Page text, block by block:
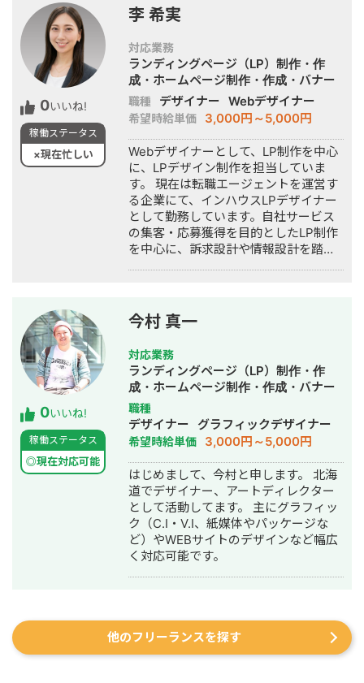
請け負い可能 ・ウェブ解析士やブラン
ドマネージャー2級の資格保有 ・専門
学校での講師経験あり ⭐︎こんな方にお
すすめです
・WebやLPを作りたいが、何から始め
ればいいか分からない事業主様 ・LP/
サイト改善のクリエイティブ面の依頼
したいマーケ会社様 ・デザインだけで
なく、企画や導線も含めて相談したい
企業様 ⭐︎ ご相談・お問い合わせについ
て
現在、Webサイト・LP制作を中心に、
集客や導線設計など課題解決に向けた
ご支援を行っています。 制作だけで終
わらせず、目的達成のために何が必要
走支援まで柔軟に対応可能です。 ぜひ
一度お問い合わせください！ 【経歴】
1982年4月生まれ、大阪府門真市出
身。 大学卒業後、不動産系の広告代理
店でDTPデザイナーとしての経験。 そ
の後25歳でWeb未経験からWEBデザイ
ナーに。独学でホームページ制作を学
ぶ。 2015年1月フリーランスのWebデ
ザイナーとして活動を開始。 2025年9
月に法人化。 活動／業務内容： 現在
は、他のコーダーさんやデザイナーさ
んにもご協力をいただき自身は、 ディ
レクター兼デザイナーとして活動をし
ています。 また、2020年からは専門学
校での講師業をスタート。 現在は
WordPress等のCMS構築やSTUDIOを
使ったサイト制作、 LPO施策等、幅広
0いいね!
稼働ステータス
×現在忙しい
李 希実
対応業務
ランディングページ（LP）制作・作
成・ホームページ制作・作成・バナー
制作・デザイン
職種 デザイナー Webデザイナー
希望時給単価 3,000円～5,000円
Webデザイナーとして、LP制作を中心
に、LPデザイン制作を担当していま
す。 現在は転職エージェントを運営す
る企業にて、インハウスLPデザイナー
として勤務しています。自社サービス
の集客・応募獲得を目的としたLP制作
を中心に、訴求設計や情報設計を踏ま
トに応じたデザイン設計を得意として
います。 見た目の美しさだけでなく、
事業成果につながるWeb制作を大切に
し、クライアントの課題解決に貢献で
きるサイト制作を心掛けています。
0いいね!
稼働ステータス
◎現在対応可能
今村 真一
対応業務
ランディングページ（LP）制作・作
成・ホームページ制作・作成・バナー
制作・デザイン・ロゴデザイン・作
成・イラスト制作
職種
デザイナー グラフィックデザイナー
希望時給単価 3,000円～5,000円
はじめまして、今村と申します。 北海
道でデザイナー、アートディレクター
として活動してます。 主にグラフィッ
ク（C.I・V.I、紙媒体やパッケージな
ど）やWEBサイトのデザインなど幅広
く対応可能です。
他のフリーランスを探す